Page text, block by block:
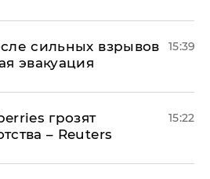
сильных взрывов
эвакуация
15:39
грозят
– Reuters
15:22